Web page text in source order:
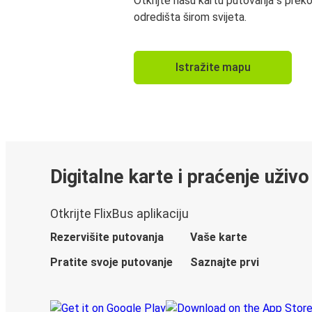
odredišta širom svijeta.
Istražite mapu
Digitalne karte i praćenje uživo
Otkrijte FlixBus aplikaciju
Rezervišite putovanja
Vaše karte
Pratite svoje putovanje
Saznajte prvi